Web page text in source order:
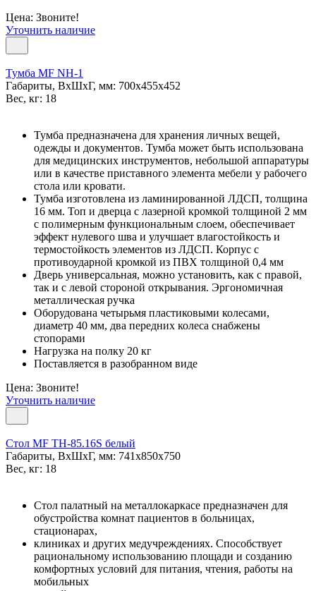
Цена: Звоните!
Уточнить наличие
Тумба МF NH-1
Габариты, ВxШxГ, мм: 700x455x452
Вес, кг: 18
Тумба предназначена для хранения личных вещей,
одежды и документов. Тумба может быть использована
для медицинских инструментов, небольшой аппаратуры
или в качестве приставного элемента мебели у рабочего
стола или кровати.
Тумба изготовлена из ламинированной ЛДСП, толщина
16 мм. Топ и дверца с лазерной кромкой толщиной 2 мм
с полимерным функциональным слоем, обеспечивает
эффект нулевого шва и улучшает влагостойкость и
термостойкость элементов из ЛДСП. Корпус с
противоударной кромкой из ПВХ толщиной 0,4 мм
Дверь универсальная, можно установить, как с правой,
так и с левой стороной открывания. Эргономичная
металлическая ручка
Оборудована четырьмя пластиковыми колесами,
диаметр 40 мм, два передних колеса снабжены
стопорами
Нагрузка на полку 20 кг
Поставляется в разобранном виде
Цена: Звоните!
Уточнить наличие
Стол MF TH-85.16S белый
Габариты, ВxШxГ, мм: 741x850x750
Вес, кг: 18
Стол палатный на металлокаркасе предназначен для
обустройства комнат пациентов в больницах,
стационарах,
клиниках и других медучреждениях. Способствует
рациональному использованию площади и созданию
комфортных условий для питания, чтения, работы на
мобильных